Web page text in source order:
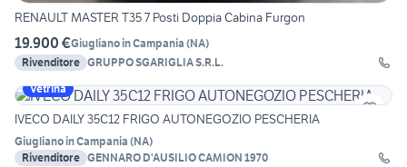
RENAULT MASTER T35 7 Posti Doppia Cabina Furgon
19.900 €Giugliano in Campania (NA)
Rivenditore GRUPPO SGARIGLIA S.R.L.
Vetrina
IVECO DAILY 35C12 FRIGO AUTONEGOZIO PESCHERIA
Giugliano in Campania (NA)
Rivenditore GENNARO D'AUSILIO CAMION 1970